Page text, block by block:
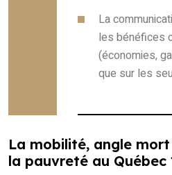
La
les bénéfices
(économies,
que sur les
La mobilité, angle
la pauvreté au Québec